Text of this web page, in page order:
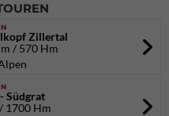
Zillertal
/ 570 Hm
Südgrat
1700 Hm